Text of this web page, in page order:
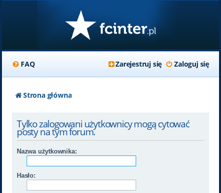
FAQ Zaloguj się
Zarejestruj się
Strona główna
Tylko zalogowani użytkownicy mogą cytować
posty na tym forum.
Nazwa użytkownika:
Hasło: